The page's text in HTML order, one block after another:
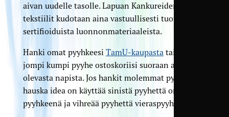
aivan uudelle tasolle. Lapuan Kankureiden
tekstiilit kudotaan aina vastuullisesti tuotetuista,
sertifioiduista luonnonmateriaaleista.
Hanki omat pyyhkeesi TamU-kaupastatai klikkaa
jompi kumpi pyyhe ostoskoriisi suoraan alla
olevasta napista. Jos hankit molemmat pyyhkeet,
hauska idea on käyttää sinistä pyyhettä omana
pyyhkeenä ja vihreää pyyhettä vieraspyyhkeenä!